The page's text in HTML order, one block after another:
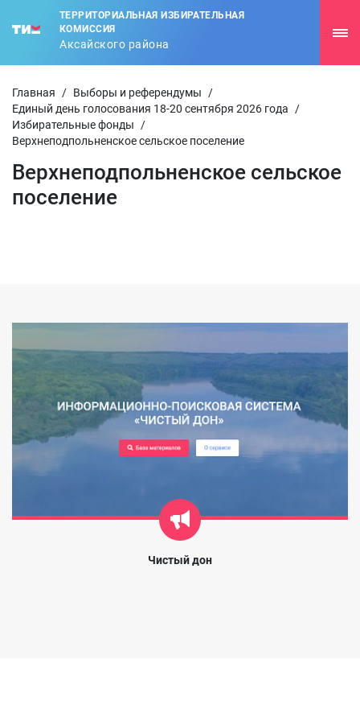
ТЕРРИТОРИАЛЬНАЯ ИЗБИРАТЕЛЬНАЯ
КОМИССИЯ
Аксайского района
Главная / Выборы и референдумы
/
Единый день голосования 18-20 сентября 2026 года
/
Избирательные фонды
/
Верхнеподпольненское сельское поселение
Верхнеподпольненское сельское
поселение
Чистый дон